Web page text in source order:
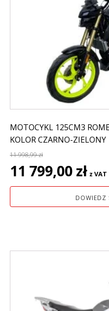
MOTOCYKL 125CM3
KOLOR CZARNO-ZIELONY
11 998,99zł
Pierwotna
cena
wynosiła:
11 799,00 zł cena
11
z VAT
DOWIEDZ